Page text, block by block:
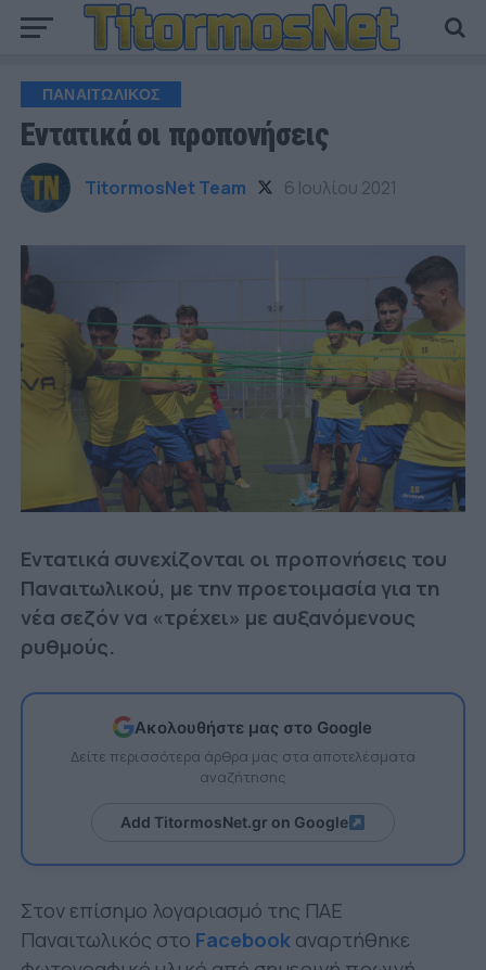
ΠΑΝΑΙΤΩΛΙΚΟΣ
Εντατικά οι προπονήσεις
TitormosNet Team 6 Ιουλίου 2021
Εντατικά συνεχίζονται οι προπονήσεις του
Παναιτωλικού, με την προετοιμασία για τη
νέα σεζόν να «τρέχει» με αυξανόμενους
ρυθμούς.
Ακολουθήστε μας στο Google
Δείτε περισσότερα άρθρα μας στα αποτελέσματα
αναζήτησης
Add TitormosNet.gr on Google
Στον επίσημο λογαριασμό της ΠΑΕ
Παναιτωλικός στο Facebookαναρτήθηκε